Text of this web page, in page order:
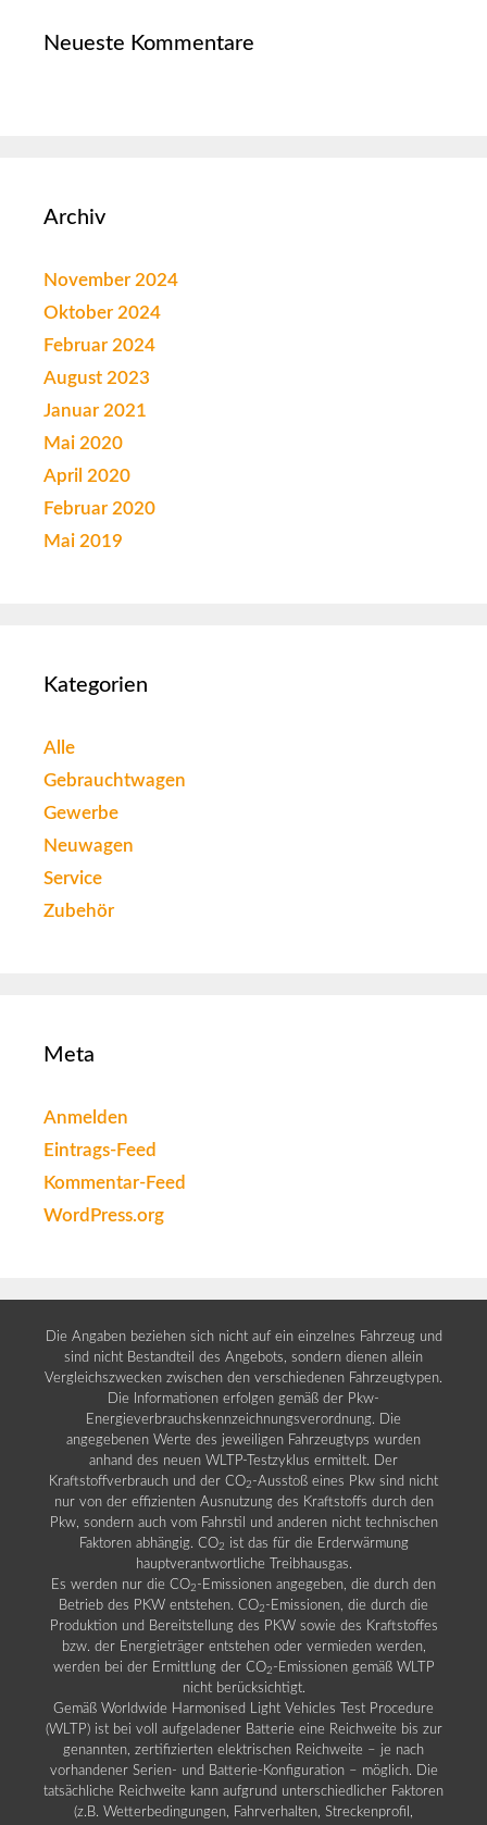
Neueste Kommentare
Archiv
November 2024
Oktober 2024
Februar 2024
August 2023
Januar 2021
Mai 2020
April 2020
Februar 2020
Mai 2019
Kategorien
Alle
Gebrauchtwagen
Gewerbe
Neuwagen
Service
Zubehör
Meta
Anmelden
Eintrags-Feed
Kommentar-Feed
WordPress.org
Die Angaben beziehen sich nicht auf ein einzelnes Fahrzeug und
sind nicht Bestandteil des Angebots, sondern dienen allein
Vergleichszwecken zwischen den verschiedenen Fahrzeugtypen.
Die Informationen erfolgen gemäß der Pkw-
Energieverbrauchskennzeichnungsverordnung. Die
angegebenen Werte des jeweiligen Fahrzeugtyps wurden
anhand des neuen WLTP-Testzyklus ermittelt. Der
Kraftstoffverbrauch und der CO2 -Ausstoß eines Pkw sind nicht
nur von der effizienten Ausnutzung des Kraftstoffs durch den
Pkw, sondern auch vom Fahrstil und anderen nicht technischen
Faktoren abhängig. CO2 ist das für die Erderwärmung
hauptverantwortliche Treibhausgas.
Es werden nur die CO2 -Emissionen angegeben, die durch den
Betrieb des PKW entstehen. CO2 -Emissionen, die durch die
Produktion und Bereitstellung des PKW sowie des Kraftstoffes
bzw. der Energieträger entstehen oder vermieden werden,
werden bei der Ermittlung der CO2 -Emissionen gemäß WLTP
nicht berücksichtigt.
Gemäß Worldwide Harmonised Light Vehicles Test Procedure
(WLTP) ist bei voll aufgeladener Batterie eine Reichweite bis zur
genannten, zertifizierten elektrischen Reichweite – je nach
vorhandener Serien- und Batterie-Konfiguration – möglich. Die
tatsächliche Reichweite kann aufgrund unterschiedlicher Faktoren
(z.B. Wetterbedingungen, Fahrverhalten, Streckenprofil,